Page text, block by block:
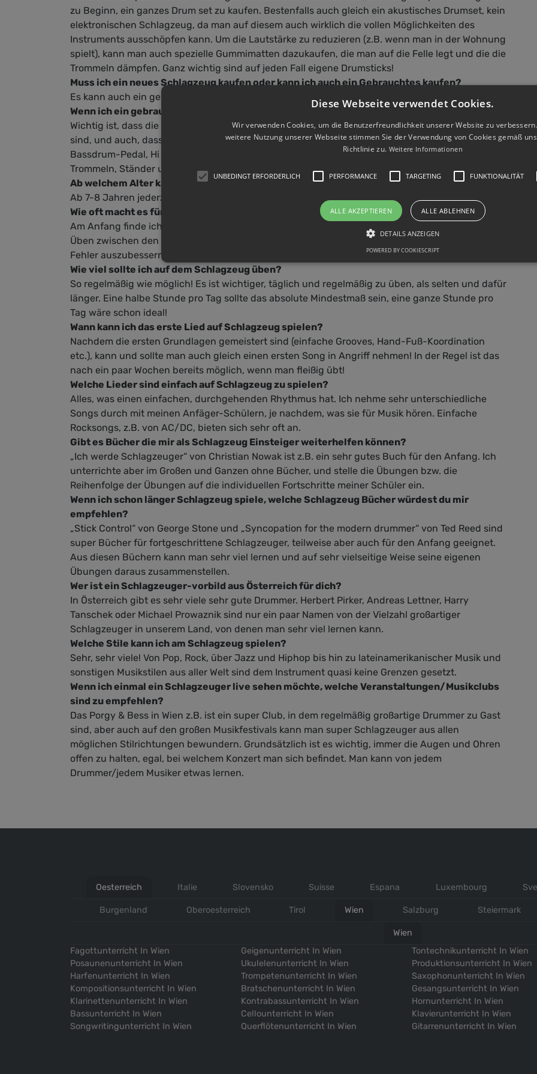
der "alten Schule" gibt es bei mir
nicht. Ich bin ein überzeugter
Vertreter der sogenannten
"positiven Konditionierung". Spaß
und Motivation bringen mehr
Energie und mehr Fortschritt als
herkömmlicher Zwang zum
machen und meine Schüler
sollen Freude daran
haben.LieblingsmusikIch habe
kaum noch jemanden getroffen
will um Noten zu lesen oder
Skalen zu üben. Musik ist das
jeden der damit anfangen
möchte ein Instrument zu
Liebelingssongs sind meistens
der Auslöser dafür. Wir
erarbeiten gemeinsam die
notwendige Technik um deine
Lieblingssongs spielen zu lernen.
zu Beginn, ein ganzes Drum set zu kaufen. Bestenfalls auch gleich ein akustisches Drumset, kein
elektronischen Schlagzeug, da man auf diesem auch wirklich die vollen Möglichkeiten des
Instruments ausschöpfen kann. Um die Lautstärke zu reduzieren (z.B. wenn man in der Wohnung
spielt), kann man auch spezielle Gummimatten dazukaufen, die man auf die Felle legt und die die
Trommeln dämpfen. Ganz wichtig sind auf jeden Fall eigene Drumsticks!
Muss ich ein neues Schlagzeug kaufen oder kann ich auch ein Gebrauchtes kaufen?
Es kann auch ein gebrauchtes Drumset sein.
Wenn ich ein gebrauchtes Schlagzeug kaufe, was sollte ich beachten?
Wichtig ist, dass die Felle sowie die Hardware (Schrauben, Ständer, etc.) in einem guten Zustand
sind, und auch, dass man wirklich ein vollständiges Drumset kauft (Snaredrum, Bassdrum,
Bassdrum-Pedal, Hi Tom, Floor Tom, Hocker, Hihat, Crash-Becken, Ride-Becken). Es werden oft
Trommeln, Ständer und Becken separat angeboten, oft dafür in besserer Qualität.
Ab welchem Alter kann ich mit Schlagzeug unterricht anfangen?
Ab 7-8 Jahren jederzeit! Es ist nie zu spät!
Wie oft macht es für mich Sinn Schlagzeugunterricht zu haben?
Am Anfang finde ich eine Stunde pro Woche sinnvoll. Dadurch hat man immer genug Zeit zum
Üben zwischen den Einheiten, und trotzdem eine regelmäßige Kontrolle durch den Lehrer, um
Fehler auszubessern, bevor sie sich zu sehr festigen können.
Wie viel sollte ich auf dem Schlagzeug üben?
So regelmäßig wie möglich! Es ist wichtiger, täglich und regelmäßig zu üben, als selten und dafür
länger. Eine halbe Stunde pro Tag sollte das absolute Mindestmaß sein, eine ganze Stunde pro
Tag wäre schon ideal!
Wann kann ich das erste Lied auf Schlagzeug spielen?
Nachdem die ersten Grundlagen gemeistert sind (einfache Grooves, Hand-Fuß-Koordination
etc.), kann und sollte man auch gleich einen ersten Song in Angriff nehmen! In der Regel ist das
nach ein paar Wochen bereits möglich, wenn man fleißig übt!
Welche Lieder sind einfach auf Schlagzeug zu spielen?
Alles, was einen einfachen, durchgehenden Rhythmus hat. Ich nehme sehr unterschiedliche
Songs durch mit meinen Anfäger-Schülern, je nachdem, was sie für Musik hören. Einfache
Rocksongs, z.B. von AC/DC, bieten sich sehr oft an.
Gibt es Bücher die mir als Schlagzeug Einsteiger weiterhelfen können?
„Ich werde Schlagzeuger“ von Christian Nowak ist z.B. ein sehr gutes Buch für den Anfang. Ich
unterrichte aber im Großen und Ganzen ohne Bücher, und stelle die Übungen bzw. die
Reihenfolge der Übungen auf die individuellen Fortschritte meiner Schüler ein.
Wenn ich schon länger Schlagzeug spiele, welche Schlagzeug Bücher würdest du mir
empfehlen?
„Stick Control“ von George Stone und „Syncopation for the modern drummer“ von Ted Reed sind
super Bücher für fortgeschrittene Schlagzeuger, teilweise aber auch für den Anfang geeignet.
Aus diesen Büchern kann man sehr viel lernen und auf sehr vielseitige Weise seine eigenen
Übungen daraus zusammenstellen.
Wer ist ein Schlagzeuger-vorbild aus Österreich für dich?
In Österreich gibt es sehr viele sehr gute Drummer. Herbert Pirker, Andreas Lettner, Harry
Tanschek oder Michael Prowaznik sind nur ein paar Namen von der Vielzahl großartiger
Schlagzeuger in unserem Land, von denen man sehr viel lernen kann.
Welche Stile kann ich am Schlagzeug spielen?
Sehr, sehr viele! Von Pop, Rock, über Jazz und Hiphop bis hin zu lateinamerikanischer Musik und
sonstigen Musikstilen aus aller Welt sind dem Instrument quasi keine Grenzen gesetzt.
Wenn ich einmal ein Schlagzeuger live sehen möchte, welche Veranstaltungen/Musikclubs
sind zu empfehlen?
Das Porgy & Bess in Wien z.B. ist ein super Club, in dem regelmäßig großartige Drummer zu Gast
sind, aber auch auf den großen Musikfestivals kann man super Schlagzeuger aus allen
möglichen Stilrichtungen bewundern. Grundsätzlich ist es wichtig, immer die Augen und Ohren
offen zu halten, egal, bei welchem Konzert man sich befindet. Man kann von jedem
Drummer/jedem Musiker etwas lernen.
Oesterreich Italie Slovensko Suisse Espana Luxembourg
Burgenland Oberoesterreich Tirol Wien Salzburg Steiermark
Wien
Fagottunterricht In Wien
Posaunenunterricht In Wien
Harfenunterricht In Wien
Kompositionsunterricht In Wien
Klarinettenunterricht In Wien
Bassunterricht In Wien
Songwritingunterricht In Wien
Geigenunterricht In Wien
Ukulelenunterricht In Wien
Trompetenunterricht In Wien
Bratschenunterricht In Wien
Kontrabassunterricht In Wien
Cellounterricht In Wien
Querflötenunterricht In Wien
Tontechnikunterricht In Wien
Produktionsunterricht In Wien
Saxophonunterricht In Wien
Gesangsunterricht In Wien
Hornunterricht In Wien
Klavierunterricht In Wien
Gitarrenunterricht In Wien
Diese Webseite verwendet Cookies.
Wir verwenden Cookies, um die Benutzerfreundlichkeit unserer Website zu
weitere Nutzung unserer Webseite stimmen Sie der Verwendung von Cookies gemäß
Richtlinie zu. Weitere Informationen
UNBEDINGT ERFORDERLICH PERFORMANCE TARGETING FUNKTIONALITÄT
ALLE AKZEPTIEREN ALLE ABLEHNEN
DETAILS ANZEIGEN
POWERED BY COOKIESCRIPT